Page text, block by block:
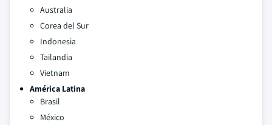
Australia
Corea del Sur
Indonesia
Tailandia
Vietnam
América Latina
Brasil
México